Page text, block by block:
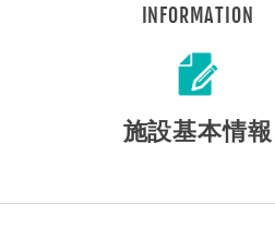
INFORMATION
施設基本情報